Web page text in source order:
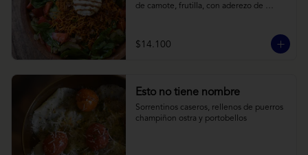
de camote, frutilla, con aderezo de
$14.100
Esto no tiene nombre
Sorrentinos caseros, rellenos de puerros
champiñon ostra y portobellos